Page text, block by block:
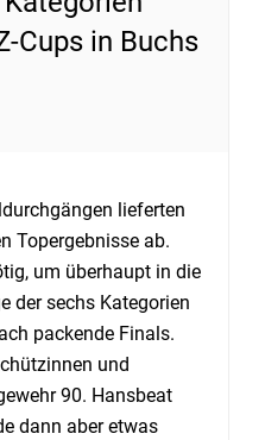
Cups in Buchs
lieferten
Topergebnisse ab.
um überhaupt in die
der sechs Kategorien
packende Finals.
und
90. Hansbeat
dann aber etwas